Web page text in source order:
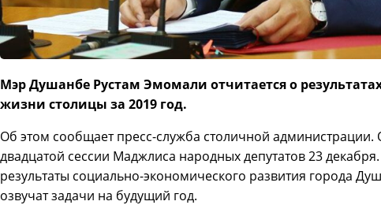
Мэр Душанбе Рустам Эмомали отчитается о
жизни столицы за 2019 год.
Об этом сообщает пресс-служба столичной администрации.
двадцатой сессии Маджлиса народных депутатов 23
результаты социально-экономического развития города
озвучат задачи на будущий год.